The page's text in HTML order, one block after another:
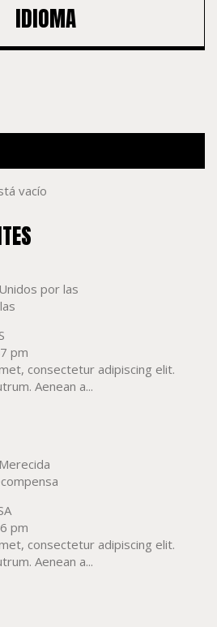
IDIOMA
vacío
pm
consectetur adipiscing elit.
Aenean a...
pm
consectetur adipiscing elit.
Aenean a...